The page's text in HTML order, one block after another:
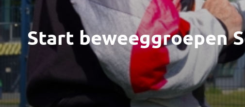
Start beweeggroepen